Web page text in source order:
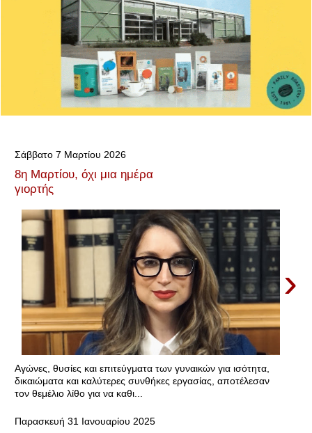
Σάββατο 7 Μαρτίου 2026
8η Μαρτίου, όχι μια ημέρα
γιορτής
›
Αγώνες, θυσίες και επιτεύγματα των γυναικών για ισότητα,
δικαιώματα και καλύτερες συνθήκες εργασίας, αποτέλεσαν
τον θεμέλιο λίθο για να καθι...
Παρασκευή 31 Ιανουαρίου 2025